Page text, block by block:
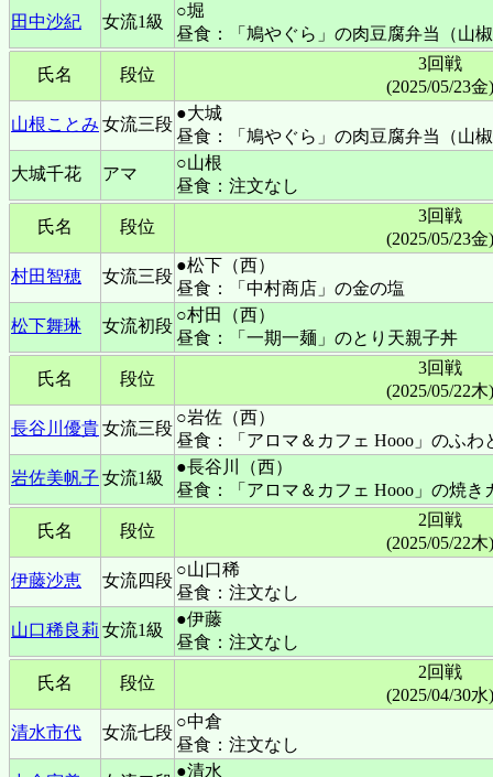
田中沙紀
女流1級
○堀
昼食：「鳩やぐら」の肉豆腐弁当（山
氏名 段位
3回戦
(2025/05/23金)
山根ことみ 女流三段
●大城
昼食：「鳩やぐら」の肉豆腐弁当（山
大城千花
アマ
○山根
昼食：注文なし
氏名 段位
3回戦
(2025/05/23金)
村田智穂
女流三段
●松下（西）
昼食：「中村商店」の金の塩
松下舞琳
女流初段
○村田（西）
昼食：「一期一麺」のとり天親子丼
氏名 段位
3回戦
(2025/05/22木)
長谷川優貴女流三段
○岩佐（西）
昼食：「アロマ＆カフェ Hooo」のふわ
岩佐美帆子 女流1級
●長谷川（西）
昼食：「アロマ＆カフェ Hooo」の焼き
氏名 段位
2回戦
(2025/05/22木)
伊藤沙恵
女流四段
○山口稀
昼食：注文なし
山口稀良莉 女流1級
●伊藤
昼食：注文なし
氏名 段位
2回戦
(2025/04/30水)
清水市代
女流七段
○中倉
昼食：注文なし
●清水